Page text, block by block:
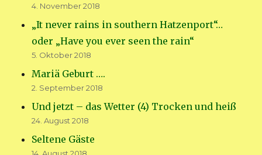
4. November 2018
„It never rains in southern Hatzenport“…
oder „Have you ever seen the rain“
5. Oktober 2018
Mariä Geburt ….
2. September 2018
Und jetzt – das Wetter (4) Trocken und heiß
24. August 2018
Seltene Gäste
14. August 2018